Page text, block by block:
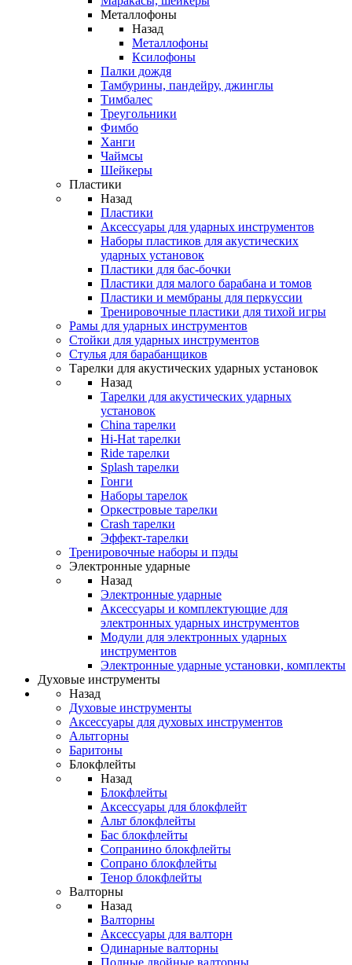
Металлофоны
Назад
Металлофоны
Ксилофоны
Палки дождя
Тамбурины, пандейру, джинглы
Тимбалес
Треугольники
Фимбо
Ханги
Чаймсы
Шейкеры
Пластики
Назад
Пластики
Аксессуары для ударных инструментов
Наборы пластиков для акустических
ударных установок
Пластики для бас-бочки
Пластики для малого барабана и томов
Пластики и мембраны для перкуссии
Тренировочные пластики для тихой игры
Рамы для ударных инструментов
Стойки для ударных инструментов
Стулья для барабанщиков
Тарелки для акустических ударных установок
Назад
Тарелки для акустических ударных
установок
China тарелки
Hi-Hat тарелки
Ride тарелки
Splash тарелки
Гонги
Наборы тарелок
Оркестровые тарелки
Сrash тарелки
Эффект-тарелки
Тренировочные наборы и пэды
Электронные ударные
Назад
Электронные ударные
Аксессуары и комплектующие для
электронных ударных инструментов
Модули для электронных ударных
инструментов
Электронные ударные установки, комплекты
Духовые инструменты
Назад
Духовые инструменты
Аксессуары для духовых инструментов
Альтгорны
Баритоны
Блокфлейты
Назад
Блокфлейты
Аксессуары для блокфлейт
Альт блокфлейты
Бас блокфлейты
Сопранино блокфлейты
Сопрано блокфлейты
Тенор блокфлейты
Валторны
Назад
Валторны
Аксессуары для валторн
Одинарные валторны
Полные двойные валторны